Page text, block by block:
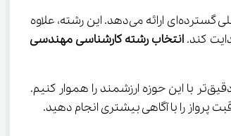
به افرادی که به دنبال تلفیق علوم مهندسی با حوزه‌های عملیاتی هستند، فرصت‌های شغلی گسترده‌ای ارائه می‌دهد. این رشته، علاوه
انتخاب رشته کارشناسی مهندسی
در این مقاله از مدرسه مجازی آی نو، کوله بار سفر بستیم تا به معرفی رشته کارشناسی مهندسی هوانوردی و مراقبت پرواز بپردازیم و مسیر آشنایی دقیق‌تر با این حوزه ارزشمند را هموار کنیم.